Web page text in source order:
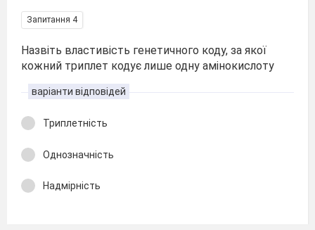
Запитання 4
Назвіть властивість генетичного коду, за якої
кожний триплет кодує лише одну амінокислоту
варіанти відповідей
Триплетність
Однозначність
Надмірність